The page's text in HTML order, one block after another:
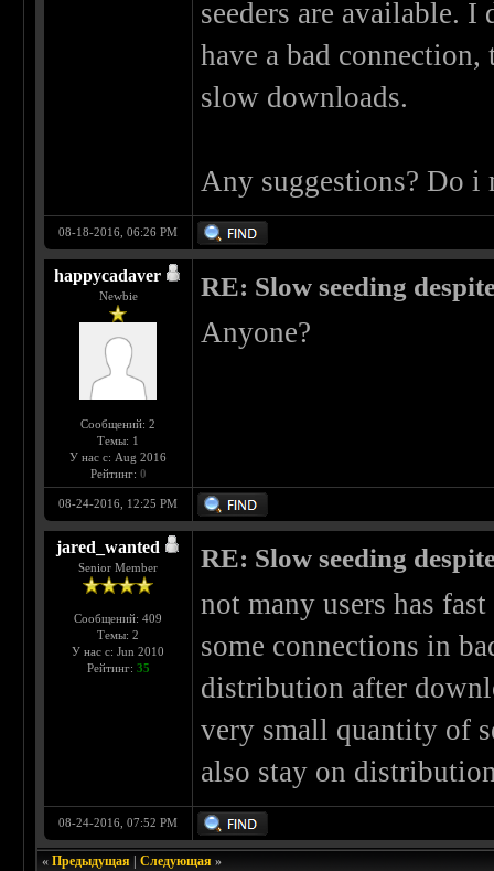
seeders are available.
have a bad
slow downloads.
Any suggestions? Do i
08-18-2016, 06:26 PM
happycadaver
Newbie
Сообщений: 2
Темы: 1
У нас с: Aug 2016
Рейтинг: 0
RE: Slow seeding
Anyone?
08-24-2016, 12:25 PM
jared_wanted
Senior Member
Сообщений: 409
Темы: 2
У нас с: Jun 2010
Рейтинг: 35
RE: Slow seeding
not many users has
some connections in
distribution after
very small quantity of
also stay on
08-24-2016, 07:52 PM
«Предыдущая |Следующая »